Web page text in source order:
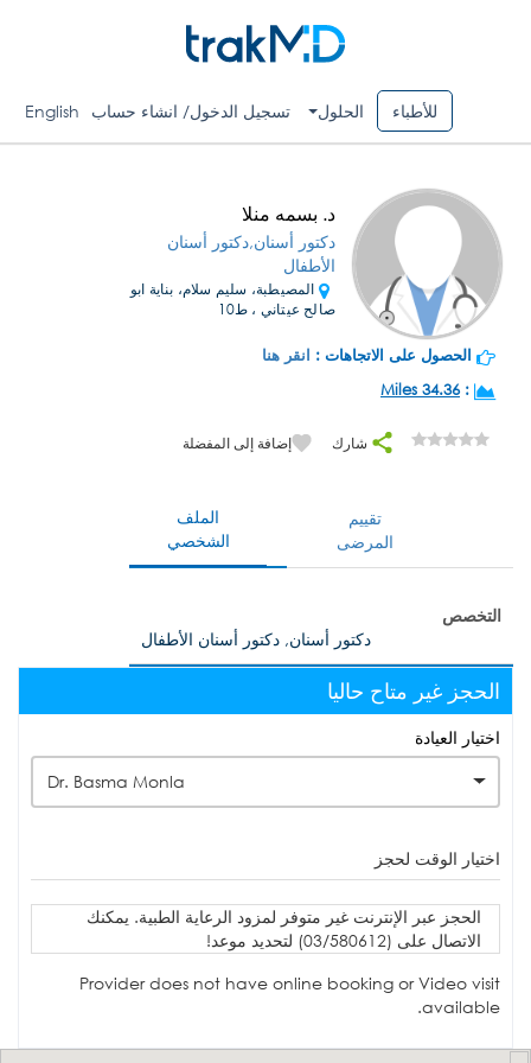
للأطباء الحلول تسجيل الدخول/ انشاء حساب English
د. بسمه منلا
دكتور أسنان,دكتور أسنان
الأطفال
المصيطبة، سليم سلام، بناية ابو
صالح عيتاني ، ط10
الحصول على الاتجاهات : انقر هنا
:
34.36 Miles
شارك إضافة إلى المفضلة
الملف
الشخصي
تقييم
المرضى
التخصص
دكتور أسنان, دكتور أسنان الأطفال
الحجز غير متاح حاليا
اختيار العيادة
Dr. Basma Monla
اختيار الوقت لحجز
الحجز عبر الإنترنت غير متوفر لمزود الرعاية الطبية. يمكنك
الاتصال على (03/580612) لتحديد موعد!
Provider does not have online booking or Video visit
available.